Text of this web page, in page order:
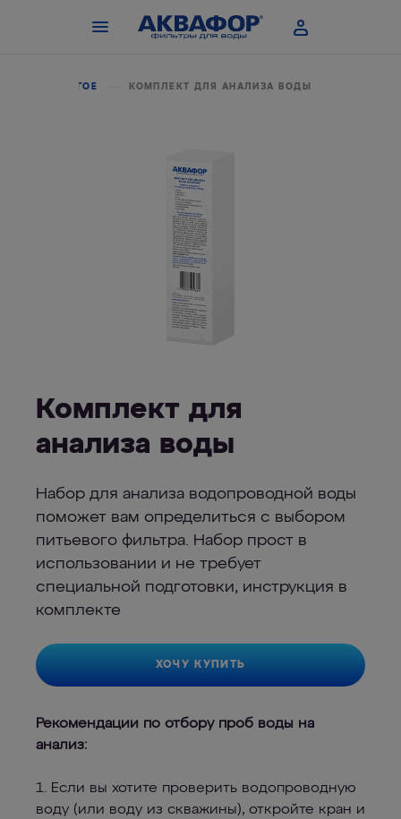
ДРУГОЕ КОМПЛЕКТ ДЛЯ АНАЛИЗА ВОДЫ
Комплект для
анализа воды
Набор для анализа водопроводной воды
поможет вам определиться с выбором
питьевого фильтра. Набор прост в
использовании и не требует
специальной подготовки, инструкция в
комплекте
ХОЧУ КУПИТЬ
Рекомендации по отбору проб воды на
анализ:
1. Если вы хотите проверить водопроводную
воду (или воду из скважины), откройте кран и